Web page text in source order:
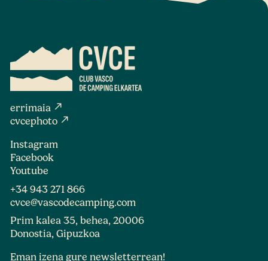
errimaia north_east
cvcephoto north_east
Instagram
Facebook
Youtube
+34 943 271 866
cvce@vascodecamping.com
Prim kalea 35, behea, 20006
Donostia, Gipuzkoa
Eman izena gure newsletterrean!